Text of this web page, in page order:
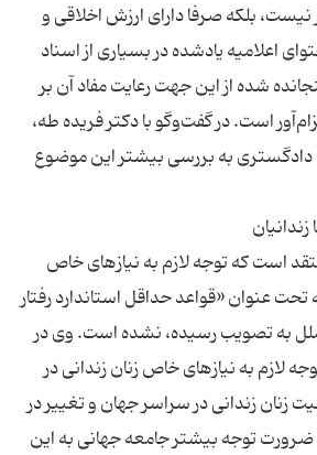
بلکه صرفا دارای ارزش اخلاقی و
اعلامیه یادشده در بسیاری از اسناد
شده از این جهت رعایت مفاد آن بر
است. در گفت‌وگو با دكتر فریده طه،
به بررسی بیشتر این موضوع
است که توجه لازم به نیازهای خاص
عنوان «قواعد حداقل استاندارد رفتار
ملل به تصویب رسیده، نشده است. وی در
لازم به نیازهای خاص زنان زندانی در
زنان زندانی در سراسر جهان و تغییر در
ضرورت توجه بیشتر جامعه جهانی به این